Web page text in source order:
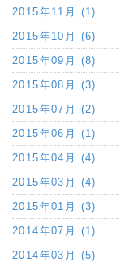
2015年11月 (1)
2015年10月 (6)
2015年09月 (8)
2015年08月 (3)
2015年07月 (2)
2015年06月 (1)
2015年04月 (4)
2015年03月 (4)
2015年01月 (3)
2014年07月 (1)
2014年03月 (5)